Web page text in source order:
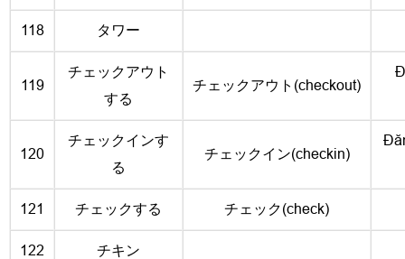
118 タワー
119
チェックアウト
する
チェックアウト(checkout)
120
チェックインす
る
チェックイン(checkin)
121 チェックする チェック(check)
122 チキン